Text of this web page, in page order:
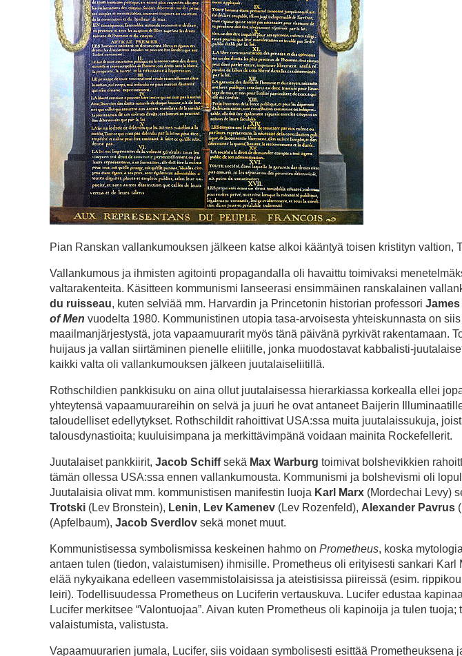
Pian Ranskan vallankumouksen jälkeen katse alkoi kääntyä toisen kristityn valtion,
Vallankumous ja ihmisten agitointi propagandalla oli havaittu toimivaksi
valtarakenteita. Käsitteen kommunismi lanseerasi ensimmäinen ranskalainen
du ruisseau, kuten selviää mm. Harvardin ja Princetonin historian professori
of Men vuodelta 1980. Kommunistinen utopia tasa-arvoisesta yhteiskunnasta on
maailmanjärjestystä, jota vapaamuurarit myös tänä päivänä pyrkivät rakentamaan.
huijaus ja vallan siirtäminen pienelle eliitille, jonka muodostavat kabbalisti-
kaikki valta oli vallankumouksen jälkeen juutalaiseliitillä.
Rothschildien pankkisuku on aina ollut juutalaisessa hierarkiassa korkealla ellei
yhteytensä vapaamuurareihin on selvä ja juuri he ovat antaneet Baijerin
taloudelliset edellytykset. Rothschildit rahoittivat USA:ssa muita juutalaissukuja,
talousdynastioita; kuuluisimpana ja merkittävimpänä voidaan mainita Rockefellerit.
Juutalaiset pankkiirit, Jacob Schiffsekä Max Warburg toimivat bolshevikkien
tämän ollessa USA:ssa ennen vallankumousta. Kommunismi ja bolshevismi oli
Juutalaisia olivat mm. kommunistisen manifestin luoja Karl Marx (Mordechai Levy)
Trotski (Lev Bronstein), Lenin, Lev Kamenev (Lev Rozenfeld), Alexander Pavrus
(Apfelbaum), Jacob Sverdlov sekä monet muut.
Kommunistisessa symbolismissa keskeinen hahmo on Prometheus, koska
antaen tulen (tiedon, valaistumisen) ihmisille. Prometheus oli erityisesti sankari
elää nykyaikana edelleen vasemmistolaisissa ja ateistisissa piireissä (esim.
leiri). Todellisuudessa Prometheus on Luciferin vertauskuva. Lucifer edustaa
Lucifer merkitsee “Valontuojaa”. Aivan kuten Prometheus oli kapinoija ja tulen
valaistumista, valistusta.
Vapaamuurarien jumala, Lucifer, siis voidaan symbolisesti esittää Prometheuksena